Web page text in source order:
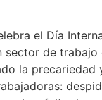
el Día
sector de trabajo
la precariedad